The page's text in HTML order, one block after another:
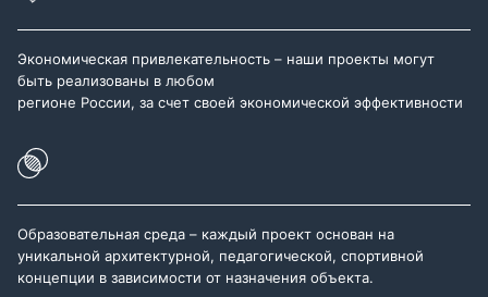
Экономическая привлекательность – наши проекты могут
быть реализованы в любом
регионе России, за счет своей экономической эффективности
Образовательная среда – каждый проект основан на
уникальной архитектурной, педагогической, спортивной
концепции в зависимости от назначения объекта.